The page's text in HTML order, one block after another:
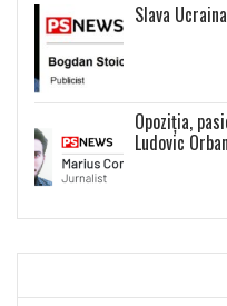
Slava
Opoziția,
Ludovic